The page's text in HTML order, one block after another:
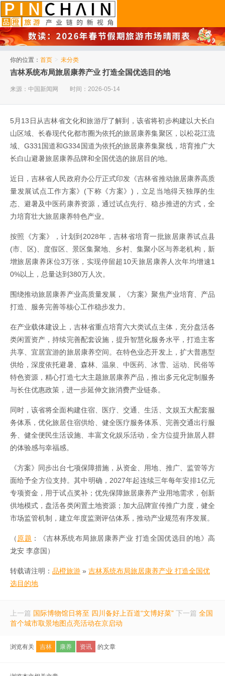
你的位置： 首页 > 未分类
吉林系统布局旅居康养产业 打造全国优选目的地
来源：中国新闻网 时间：2026-05-14
5月13日从吉林省文化和旅游厅了解到，该省将初步构建以大长白
山区域、长春现代化都市圈为依托的旅居康养集聚区，以松花江流
域、G331国道和G334国道为依托的旅居康养集聚线，培育推广大
长白山避暑旅居康养品牌和全国优选的旅居目的地。
近日，吉林省人民政府办公厅正式印发《吉林省推动旅居康养高质
量发展试点工作方案》(下称《方案》)，立足当地得天独厚的生
态、避暑及中医药康养资源，通过试点先行、稳步推进的方式，全
力培育壮大旅居康养特色产业。
按照《方案》，计划到2028年，吉林省培育一批旅居康养试点县
(市、区)、度假区、景区集聚地、乡村、集聚小区与养老机构，新
增旅居康养床位3万张，实现停留超10天旅居康养人次年均增速1
0%以上，总量达到380万人次。
围绕推动旅居康养产业高质量发展，《方案》聚焦产业培育、产品
打造、服务完善等核心工作稳步发力。
在产业载体建设上，吉林省重点培育六大类试点主体，充分盘活各
类闲置资产，持续完善配套设施，提升智慧化服务水平，打造主客
共享、宜居宜游的旅居康养空间。在特色业态开发上，扩大普惠型
供给，深度依托避暑、森林、温泉、中医药、冰雪、运动、民俗等
特色资源，精心打造七大主题旅居康养产品，推出多元化定制服务
与长住优惠政策，进一步延伸文旅消费产业链条。
同时，该省将全面构建住宿、医疗、交通、生活、文娱五大配套服
务体系，优化旅居住宿供给、健全医疗服务体系、完善交通出行服
务、健全便民生活设施、丰富文化娱乐活动，全方位提升旅居人群
的体验感与幸福感。
《方案》同步出台七项保障措施，从资金、用地、推广、监管等方
面给予全方位支持。其中明确，2027年起连续三年每年安排1亿元
专项资金，用于试点奖补；优先保障旅居康养产业用地需求，创新
供地模式，盘活各类闲置土地资源；加大品牌宣传推广力度，健全
市场监管机制，建立年度监测评估体系，推动产业规范有序发展。
（原题 ：《吉林系统布局旅居康养产业 打造全国优选目的地》高
龙安 李彦国）
转载请注明： 品橙旅游 » 吉林系统布局旅居康养产业 打造全国优
选目的地
上一篇 国际博物馆日将至 四川备好上百道“文博好菜” 下一篇 全国
首个城市取景地图点亮活动在京启动
浏览有关 吉林 康养 资讯 的文章